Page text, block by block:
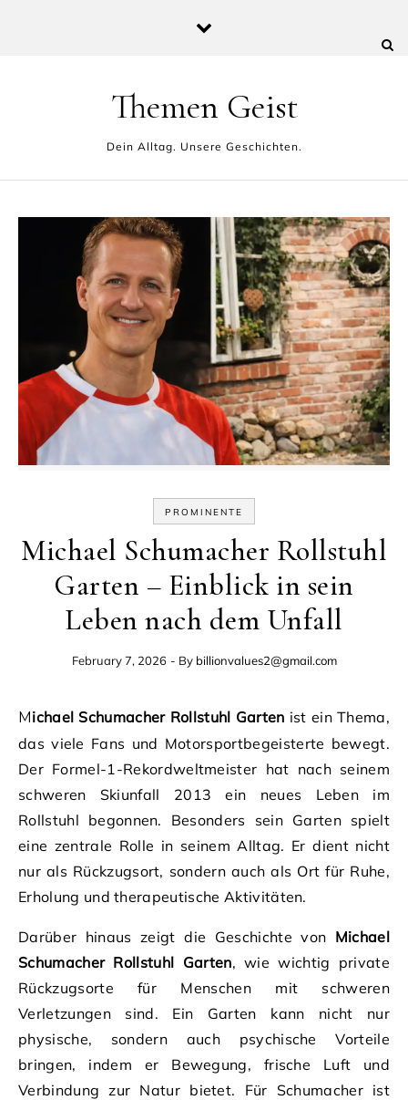
Themen Geist
Dein Alltag. Unsere Geschichten.
PROMINENTE
Michael Schumacher Rollstuhl
Garten – Einblick in sein
Leben nach dem Unfall
February 7, 2026 - By billionvalues2@gmail.com
Michael Schumacher Rollstuhl Garten ist ein Thema,
das viele Fans und Motorsportbegeisterte bewegt.
Der Formel-1-Rekordweltmeister hat nach seinem
schweren Skiunfall 2013 ein neues Leben im
Rollstuhl begonnen. Besonders sein Garten spielt
eine zentrale Rolle in seinem Alltag. Er dient nicht
nur als Rückzugsort, sondern auch als Ort für Ruhe,
Erholung und therapeutische Aktivitäten.
Darüber hinaus zeigt die Geschichte von Michael
Schumacher Rollstuhl Garten, wie wichtig private
Rückzugsorte für Menschen mit schweren
Verletzungen sind. Ein Garten kann nicht nur
physische, sondern auch psychische Vorteile
bringen, indem er Bewegung, frische Luft und
Verbindung zur Natur bietet. Für Schumacher ist